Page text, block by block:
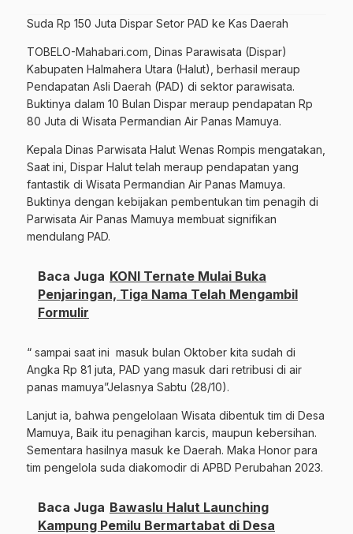
Suda Rp 150 Juta Dispar Setor PAD ke Kas Daerah
TOBELO-Mahabari.com, Dinas Parawisata (Dispar)
Kabupaten Halmahera Utara (Halut), berhasil meraup
Pendapatan Asli Daerah (PAD) di sektor parawisata.
Buktinya dalam 10 Bulan Dispar meraup pendapatan Rp
80 Juta di Wisata Permandian Air Panas Mamuya.
Kepala Dinas Parwisata Halut Wenas Rompis mengatakan,
Saat ini, Dispar Halut telah meraup pendapatan yang
fantastik di Wisata Permandian Air Panas Mamuya.
Buktinya dengan kebijakan pembentukan tim penagih di
Parwisata Air Panas Mamuya membuat signifikan
mendulang PAD.
Baca Juga KONI Ternate Mulai Buka
Penjaringan, Tiga Nama Telah Mengambil
Formulir
“ sampai saat ini masuk bulan Oktober kita sudah di
Angka Rp 81 juta, PAD yang masuk dari retribusi di air
panas mamuya”Jelasnya Sabtu (28/10).
Lanjut ia, bahwa pengelolaan Wisata dibentuk tim di Desa
Mamuya, Baik itu penagihan karcis, maupun kebersihan.
Sementara hasilnya masuk ke Daerah. Maka Honor para
tim pengelola suda diakomodir di APBD Perubahan 2023.
Baca Juga Bawaslu Halut Launching
Kampung Pemilu Bermartabat di Desa